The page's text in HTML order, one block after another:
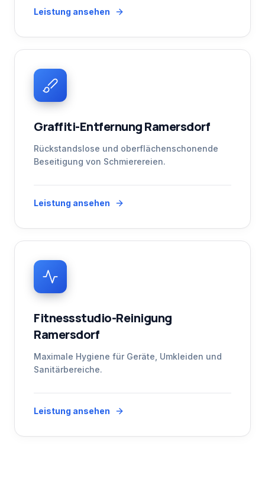
Leistung ansehen
Graffiti-Entfernung Ramersdorf
Rückstandslose und oberflächenschonende
Beseitigung von Schmierereien.
Leistung ansehen
Fitnessstudio-Reinigung
Ramersdorf
Maximale Hygiene für Geräte, Umkleiden und
Sanitärbereiche.
Leistung ansehen